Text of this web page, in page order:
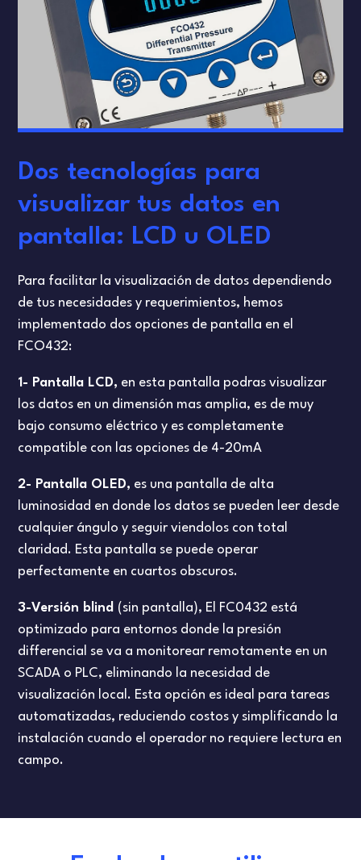
Dos tecnologías para
visualizar tus datos en
pantalla: LCD u OLED
Para facilitar la visualización de datos dependiendo
de tus necesidades y requerimientos, hemos
implementado dos opciones de pantalla en el
FCO432:
1- Pantalla LCD, en esta pantalla podras visualizar
los datos en un dimensión mas amplia, es de muy
bajo consumo eléctrico y es completamente
compatible con las opciones de 4-20mA
2- Pantalla OLED, es una pantalla de alta
luminosidad en donde los datos se pueden leer desde
cualquier ángulo y seguir viendolos con total
claridad. Esta pantalla se puede operar
perfectamente en cuartos obscuros.
3-Versión blind (sin pantalla), El FC0432 está
optimizado para entornos donde la presión
differencial se va a monitorear remotamente en un
SCADA o PLC, eliminando la necesidad de
visualización local. Esta opción es ideal para tareas
automatizadas, reduciendo costos y simplificando la
instalación cuando el operador no requiere lectura en
campo.